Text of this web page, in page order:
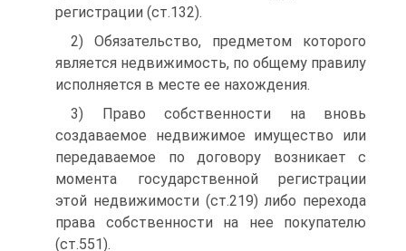
регистрации (ст.132).
2) Обязательство, предметом которого
является недвижимость, по общему правилу
исполняется в месте ее нахождения.
3) Право собственности на вновь
создаваемое недвижимое имущество или
передаваемое по договору возникает с
момента государственной регистрации
этой недвижимости (ст.219) либо перехода
права собственности на нее покупателю
(ст.551).